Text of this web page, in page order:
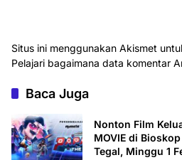
Situs ini menggunakan Akismet
Pelajari bagaimana data komentar
Baca Juga
Nonton Film
MOVIE di
Tegal, Minggu 1